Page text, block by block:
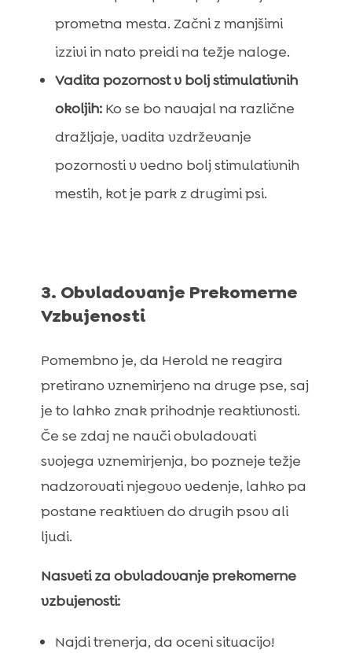
prometna mesta. Začni z manjšimi
izzivi in ​​nato preidi na težje naloge.
Vadita pozornost v bolj stimulativnih
okoljih:Ko se bo navajal na različne
dražljaje, vadita vzdrževanje
pozornosti v vedno bolj stimulativnih
mestih, kot je park z drugimi psi.
3. Obvladovanje Prekomerne
Vzbujenosti
Pomembno je, da Herold ne reagira
pretirano vznemirjeno na druge pse, saj
je to lahko znak prihodnje reaktivnosti.
Če se zdaj ne nauči obvladovati
svojega vznemirjenja, bo pozneje težje
nadzorovati njegovo vedenje, lahko pa
postane reaktiven do drugih psov ali
ljudi.
Nasveti za obvladovanje prekomerne
vzbujenosti:
Najdi trenerja, da oceni situacijo!